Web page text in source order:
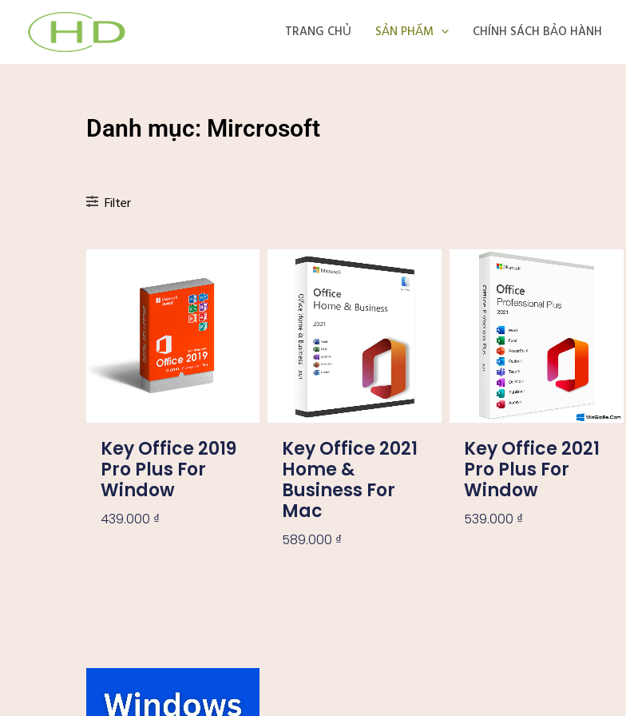
dung
TRANG CHỦ SẢN PHẨM CHÍNH SÁCH BẢO HÀNH
Danh mục: Mircrosoft
Filter
Key Office 2019
Pro Plus For
Window
439.000 ₫
Key Office 2021
Home &
Business For
Mac
589.000 ₫
Key Office 2021
Pro Plus For
Window
539.000 ₫